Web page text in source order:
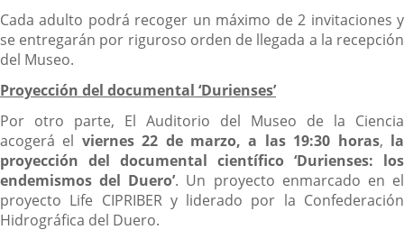
Cada adulto podrá recoger un máximo de 2 invitaciones y
se entregarán por riguroso orden de llegada a la recepción
del Museo.
Proyección del documental ‘Durienses’
Por otro parte, El Auditorio del Museo de la Ciencia
acogerá el viernes 22 de marzo, a las 19:30 horas, la
proyección del documental científico ‘Durienses: los
endemismos del Duero’. Un proyecto enmarcado en el
proyecto Life CIPRIBER y liderado por la Confederación
Hidrográfica del Duero.